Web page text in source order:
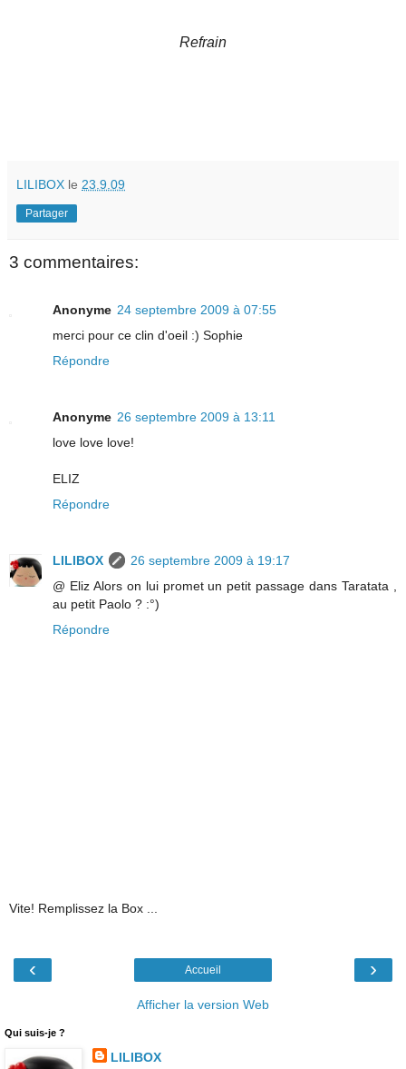
Refrain
LILIBOX le 23.9.09
Partager
3 commentaires:
Anonyme 24 septembre 2009 à 07:55
merci pour ce clin d'oeil :) Sophie
Répondre
Anonyme 26 septembre 2009 à 13:11
love love love!
ELIZ
Répondre
LILIBOX
26 septembre 2009 à 19:17
@ Eliz Alors on lui promet un petit passage dans Taratata ,
au petit Paolo ? :°)
Répondre
Vite! Remplissez la Box ...
‹ ›
Accueil
Afficher la version Web
Qui suis-je ?
LILIBOX